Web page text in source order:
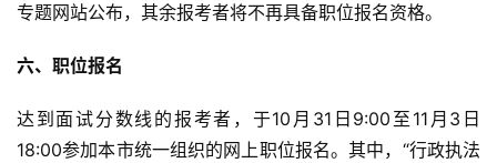
专题网站公布，其余报考者将不再具备职位报名资格。
六、职位报名
达到面试分数线的报考者，于10月31日9:00至11月3日
18:00参加本市统一组织的网上职位报名。其中，“行政执法